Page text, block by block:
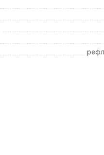
Розетки